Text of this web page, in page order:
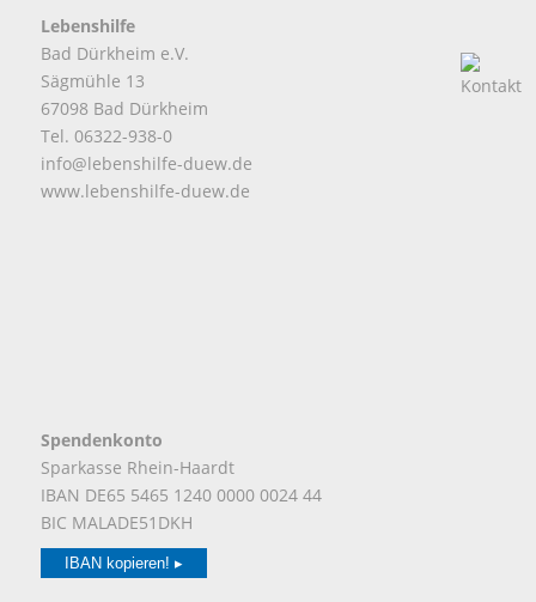
Lebenshilfe
Bad Dürkheim e.V.
Sägmühle 13
67098 Bad Dürkheim
Tel. 06322-938-0
info@lebenshilfe-duew.de
www.lebenshilfe-duew.de
Spendenkonto
Sparkasse Rhein-Haardt
IBAN DE65 5465 1240 0000 0024 44
BIC MALADE51DKH
IBAN kopieren! ▸